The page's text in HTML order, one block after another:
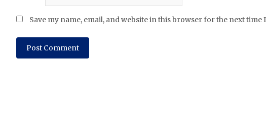
Save my name, email, and website in this browser for the next time